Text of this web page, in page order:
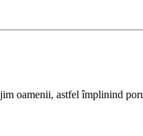
oamenii, astfel împlinind